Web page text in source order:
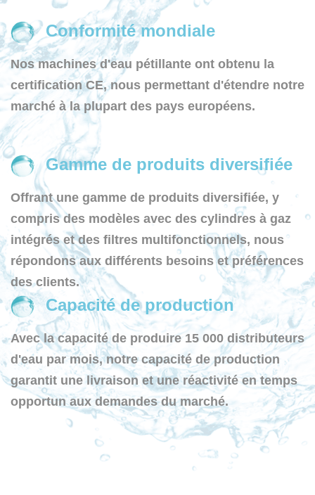
Conformité mondiale
Nos machines d'eau pétillante ont obtenu la
certification CE, nous permettant d'étendre notre
marché à la plupart des pays européens.
Gamme de produits diversifiée
Offrant une gamme de produits diversifiée, y
compris des modèles avec des cylindres à gaz
intégrés et des filtres multifonctionnels, nous
répondons aux différents besoins et préférences
des clients.
Capacité de production
Avec la capacité de produire 15 000 distributeurs
d'eau par mois, notre capacité de production
garantit une livraison et une réactivité en temps
opportun aux demandes du marché.